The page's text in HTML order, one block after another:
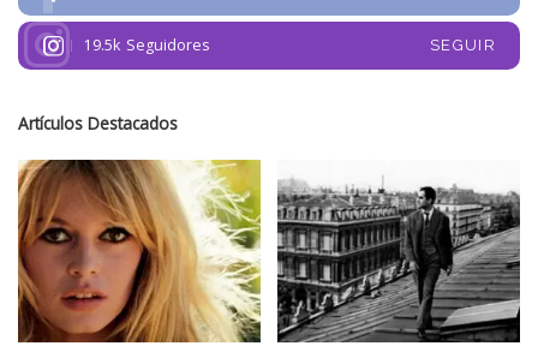
19.5k Seguidores SEGUIR
Artículos Destacados